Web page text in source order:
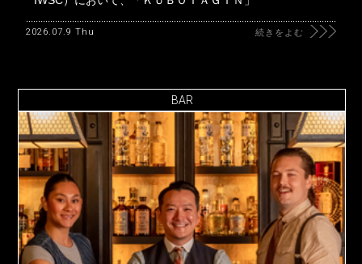
2026.07.9 Thu 続きをよむ
BAR